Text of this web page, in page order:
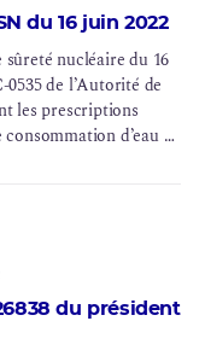
du 16 juin 2022
sûreté nucléaire du 16
de l’Autorité de
les prescriptions
d’eau et
par AREVA NC
du président